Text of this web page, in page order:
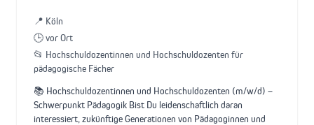
📍 Köln
🕒 vor Ort
📂 Hochschuldozentinnen und Hochschuldozenten für
pädagogische Fächer
📚 Hochschuldozentinnen und Hochschuldozenten (m/w/d) –
Schwerpunkt Pädagogik Bist Du leidenschaftlich daran
interessiert, zukünftige Generationen von Pädagoginnen und